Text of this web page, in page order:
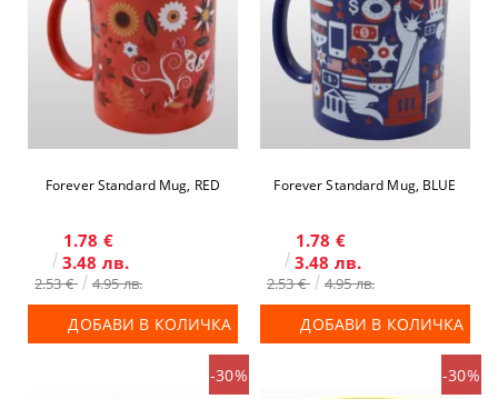
Forever Standard Mug, RED
1.78 €
3.48 лв.
2.53 € 4.95 лв.
ДОБАВИ В КОЛИЧКА
Forever Standard Mug, BLUE
1.78 €
3.48 лв.
2.53 € 4.95 лв.
ДОБАВИ В КОЛИЧКА
-30% -30%